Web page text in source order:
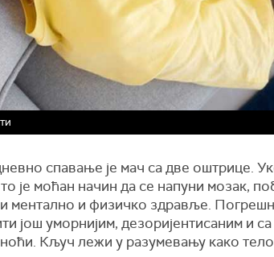
спавање је мач са две оштрице.
је моћан начин да се напуни мозак,
ментално и физичко здравље.
још уморнијим, дезоријентисаним и
Кључ лежи у разумевању како